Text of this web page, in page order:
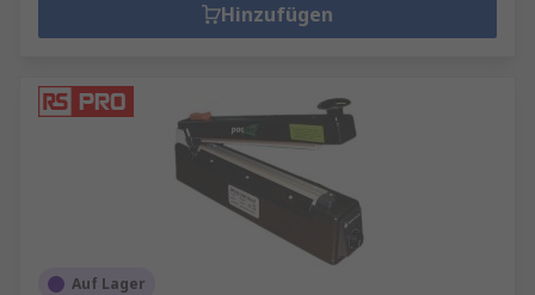
Hinzufügen
Auf Lager